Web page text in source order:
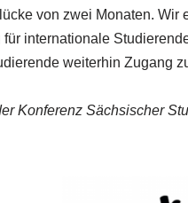
von zwei Monaten. Wir
internationale
weiterhin Zugang
Konferenz Sächsischer